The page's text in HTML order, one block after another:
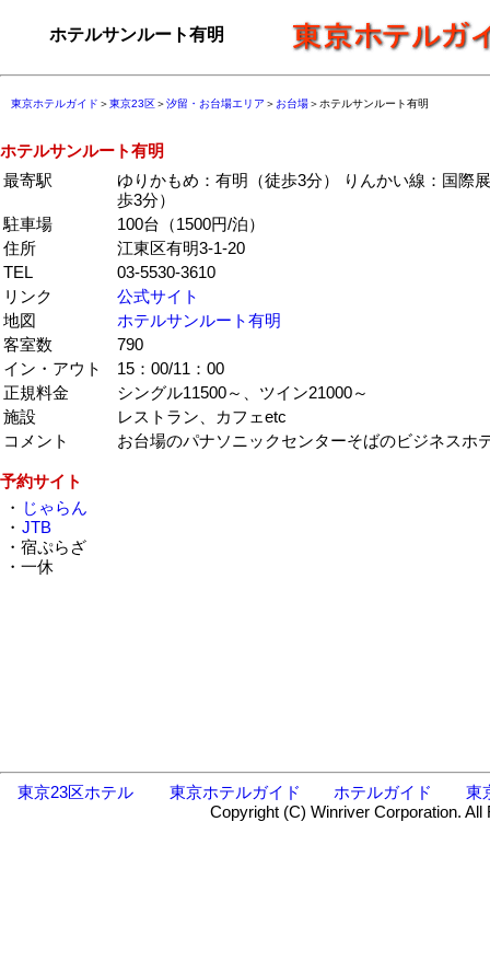
ホテルサンルート有明
東京ホテルガイド ＞東京23区＞汐留・お台場エリア ＞ お台場＞ホテルサンルート有明
ホテルサンルート有明
最寄駅
ゆりかもめ：有明（徒歩3分） りんかい線：国際
歩3分）
駐車場
100台（1500円/泊）
住所
江東区有明3-1-20
TEL
03-5530-3610
リンク
公式サイト
地図
ホテルサンルート有明
客室数
790
イン・アウト
15：00/11：00
正規料金
シングル11500～、ツイン21000～
施設
レストラン、カフェetc
コメント
お台場のパナソニックセンターそばのビジネスホ
予約サイト
・ じゃらん
・ JTB
・宿ぷらざ
・一休
東京23区ホテル 東京ホテルガイド ホテルガイド
東
Copyright (C) Winriver Corporation. All